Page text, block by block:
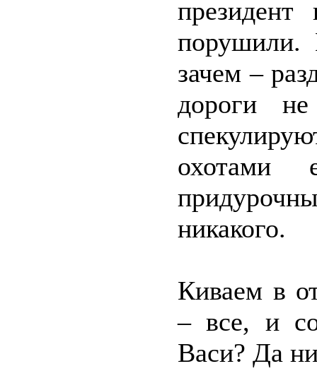
президент
порушили.
зачем –
дороги не
охотами
никакого.
Киваем в
– все, и
Васи? Да